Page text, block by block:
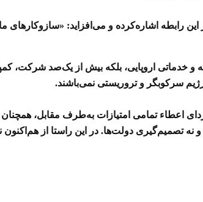
اشاره‌کرده و می‌افزاید: «سازوکارهای
و خدماتی اروپایی، بلکه بیش از یک‌صد
سرکوبگر و تروریستی نمی‌باشند.
اعطاء تمامی امتیازات به‌طرف مقابل،
تصمیم‌گیری دولت‌ها. در این راستا از